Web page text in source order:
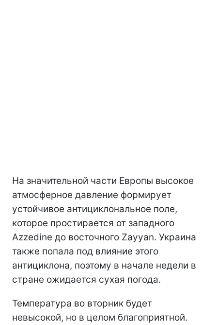
На значительной части Европы высокое
атмосферное давление формирует
устойчивое антициклональное поле,
которое простирается от западного
Azzedine до восточного Zayyan. Украина
также попала под влияние этого
антициклона, поэтому в начале недели в
стране ожидается сухая погода.
Температура во вторник будет
невысокой, но в целом благоприятной.